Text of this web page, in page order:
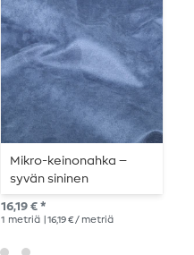
Mikro-keinonahka –
syvän sininen
16,19 € *
1 metriä | 16,19 € / metriä